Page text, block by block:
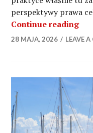
perspektywy prawa
Continue reading
28 MAJA, 2026 LEAVE